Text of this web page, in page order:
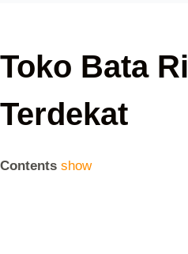
Toko Bata
Terdekat
Contents show